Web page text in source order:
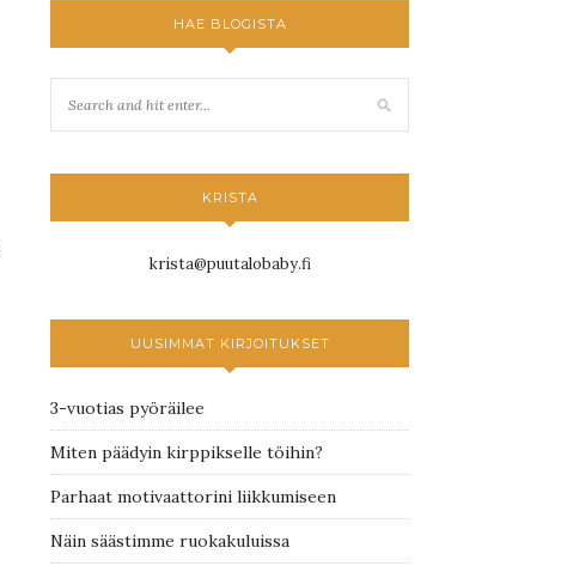
HAE BLOGISTA
KRISTA
krista@puutalobaby.fi
UUSIMMAT KIRJOITUKSET
3-vuotias pyöräilee
Miten päädyin kirppikselle töihin?
Parhaat motivaattorini liikkumiseen
Näin säästimme ruokakuluissa